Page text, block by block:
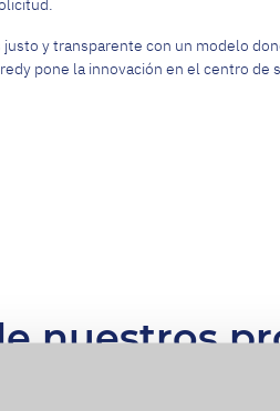
y transparente con un modelo
pone la innovación en el centro de
nuestros